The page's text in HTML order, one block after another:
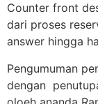
Counter front
dari proses
answer hingga
Pengumuman
dengan